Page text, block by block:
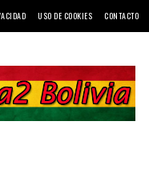
USO DE COOKIES CONTACTO